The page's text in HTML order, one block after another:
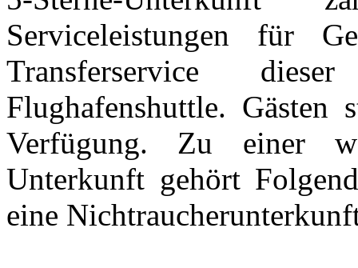
Serviceleistungen für
Transferservice
Flughafenshuttle. Gästen
Verfügung. Zu einer
Unterkunft gehört
eine